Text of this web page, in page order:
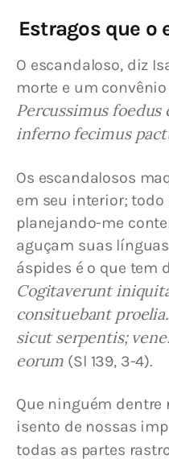
Estragos que o
O escandaloso, diz
morte e um
Percussimus
inferno fecimus
Os escandalosos
em seu interior; todo
planejando-me
aguçam suas
áspides é o que tem
Cogitaverunt
consituebant
sicut serpentis;
eorum (Sl 139, 3-4).
Que ninguém dentre
isento de nossas
todas as partes